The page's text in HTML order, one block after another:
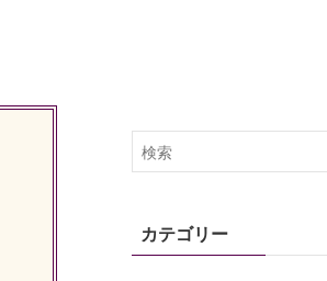
カテゴリー